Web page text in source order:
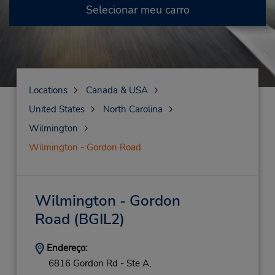
Selecionar meu carro
Locations
Canada & USA
United States
North Carolina
Wilmington
Wilmington - Gordon Road
Wilmington - Gordon
Road (BGIL2)
Endereço:
6816 Gordon Rd - Ste A,